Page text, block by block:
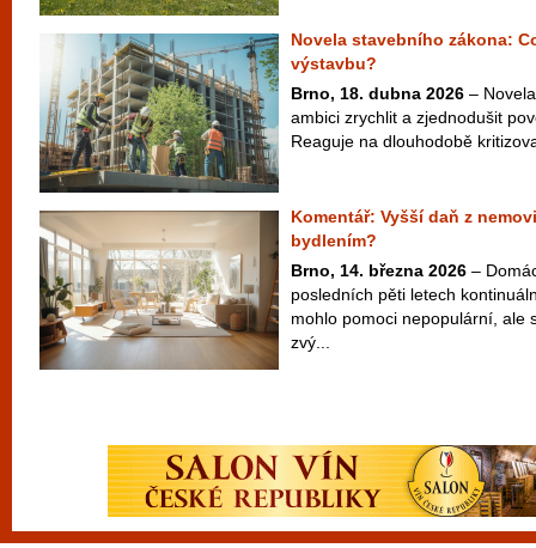
Novela stavebního zákona:
výstavbu?
Brno, 18. dubna 2026 –
ambici zrychlit a zjednodušit
Reaguje na dlouhodobě
Komentář: Vyšší daň z
bydlením?
Brno, 14. března 2026 –
posledních pěti letech
mohlo pomoci nepopulární, ale
zvý...